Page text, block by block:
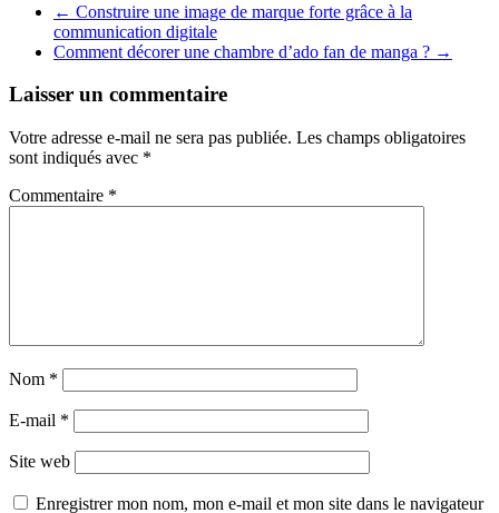
← Construire une image de marque forte grâce à la
communication digitale
Comment décorer une chambre d’ado fan de manga ? →
Laisser un commentaire
Votre adresse e-mail ne sera pas publiée. Les champs obligatoires
sont indiqués avec *
Commentaire *
Nom *
E-mail *
Site web
Enregistrer mon nom, mon e-mail et mon site dans le navigateur